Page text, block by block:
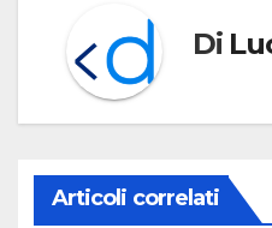
Di
Articoli correlati